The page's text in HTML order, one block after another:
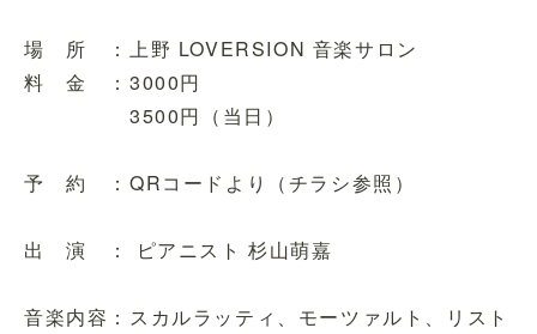
場 所 ：上野 LOVERSION 音楽サロン
料 金 ：3000円
3500円（当日）
予 約 ：QRコードより（チラシ参照）
出 演 ： ピアニスト 杉山萌嘉
音楽内容：スカルラッティ、モーツァルト、リスト